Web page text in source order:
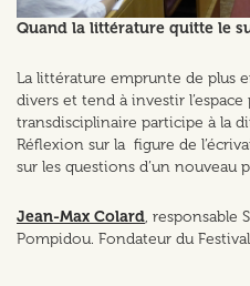
Quand la littérature quitte le
La littérature emprunte de plus
divers et tend à investir
transdisciplinaire participe à la
Réflexion sur la figure de
sur les questions d’un nouveau
Jean-Max Colard, responsable
Pompidou. Fondateur du